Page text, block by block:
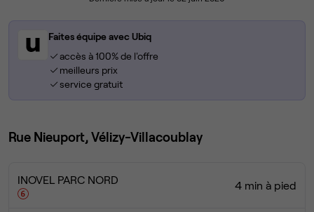
Faites équipe avec Ubiq
accès à 100% de l'offre
meilleurs prix
service gratuit
Rue Nieuport, Vélizy-Villacoublay
INOVEL PARC NORD 4 min à pied